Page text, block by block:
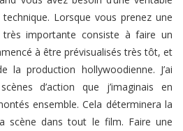
Lorsque vous prenez une
importante consiste à faire un
à être prévisualisés très tôt, et
la production hollywoodienne. J’ai
d’action que j’imaginais en
ensemble. Cela déterminera la
scène dans tout le film. Faire une